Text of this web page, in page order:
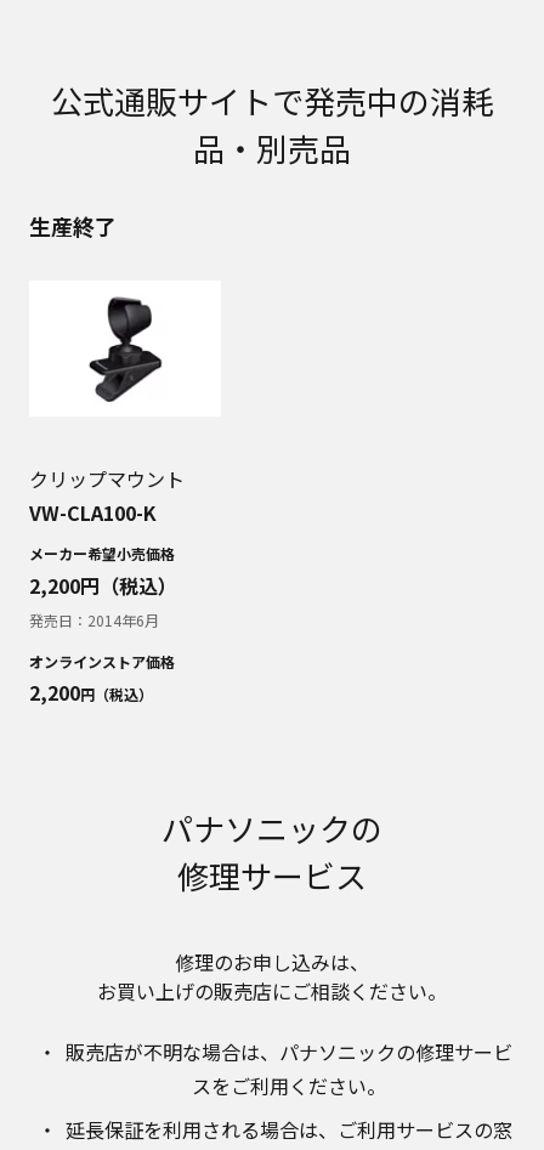
のお取り扱いについて。パナソニック株式会社お
内容を、ご相談への対応や修理、その確認などの
する場合や正当な理由がある場合を除き、第三者
なお、本ウェブサイトに公開されている取扱説明
書は、原則として商品が発売された当初のものを
掲載しています。したがいまして、会社名やお客
様ご相談窓口の連絡先などが変更されている場合
があります。また、本ウェブサイトに公開されて
る場合があります。本ウェブサイトに公開されて
いる取扱説明書の内容とお手持ちの商品の仕様に
の取扱店、または当社サービス会社に直接お問い
合わせください。また、商品に同梱される取扱説
明書が改訂されている場合、当社の選択により、
ウェブサイトに掲載する場合もあります。ただ
し、本ウェブサイトに公開されている取扱説明書
ウェブサイトではそれらの印刷物は公開しており
ませんことをご了承ください。
安全上のご注意
ご提供しておりますが、本ウェブサイトでは別紙
にて提供している情報は公開しておりません。
規制などの変化に応じて変更する場合がありま
す。お手持ちの商品に関し、本ウェブサイトに公
についてのご質問等がありましたら、ご購入店、
公式通販サイトで発売中の消耗
品・別売品
生産終了
クリップマウント
VW-CLA100-K
メーカー希望小売価格
2,200円（税込）
発売日： 2014年6月
オンラインストア価格
2,200円（税込）
パナソニックの
修理サービス
修理のお申し込みは、​
お買い上げの販売店にご相談ください。​
販売店が不明な場合は、​パナソニックの修理サービ
スをご利用ください。​
延長保証を利用される場合は、​ご利用サービスの窓